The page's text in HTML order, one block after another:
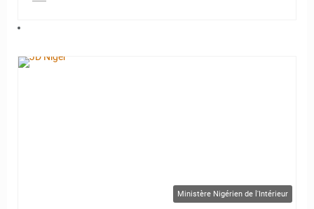
Ministère Nigérien de l'Intérieur